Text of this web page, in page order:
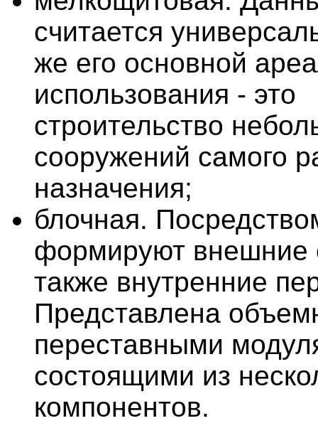
считается
же его основной
использования - это
строительство
сооружений самого
назначения;
блочная.
формируют внешние
также внутренние
Представлена
переставными
состоящими из
компонентов.